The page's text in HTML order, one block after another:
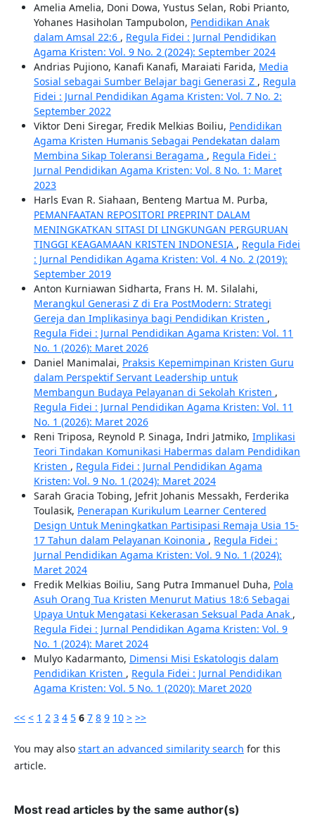
Amelia Amelia, Doni Dowa, Yustus Selan, Robi Prianto,
Yohanes Hasiholan Tampubolon, Pendidikan Anak
dalam Amsal 22:6 , Regula Fidei : Jurnal Pendidikan
Agama Kristen: Vol. 9 No. 2 (2024): September 2024
Andrias Pujiono, Kanafi Kanafi, Maraiati Farida, Media
Sosial sebagai Sumber Belajar bagi Generasi Z , Regula
Fidei : Jurnal Pendidikan Agama Kristen: Vol. 7 No. 2:
September 2022
Viktor Deni Siregar, Fredik Melkias Boiliu, Pendidikan
Agama Kristen Humanis Sebagai Pendekatan dalam
Membina Sikap Toleransi Beragama , Regula Fidei :
Jurnal Pendidikan Agama Kristen: Vol. 8 No. 1: Maret
2023
Harls Evan R. Siahaan, Benteng Martua M. Purba,
PEMANFAATAN REPOSITORI PREPRINT DALAM
MENINGKATKAN SITASI DI LINGKUNGAN PERGURUAN
TINGGI KEAGAMAAN KRISTEN INDONESIA , Regula Fidei
: Jurnal Pendidikan Agama Kristen: Vol. 4 No. 2 (2019):
September 2019
Anton Kurniawan Sidharta, Frans H. M. Silalahi,
Merangkul Generasi Z di Era PostModern: Strategi
Gereja dan Implikasinya bagi Pendidikan Kristen ,
Regula Fidei : Jurnal Pendidikan Agama Kristen: Vol. 11
No. 1 (2026): Maret 2026
Daniel Manimalai, Praksis Kepemimpinan Kristen Guru
dalam Perspektif Servant Leadership untuk
Membangun Budaya Pelayanan di Sekolah Kristen ,
Regula Fidei : Jurnal Pendidikan Agama Kristen: Vol. 11
No. 1 (2026): Maret 2026
Reni Triposa, Reynold P. Sinaga, Indri Jatmiko, Implikasi
Teori Tindakan Komunikasi Habermas dalam Pendidikan
Kristen , Regula Fidei : Jurnal Pendidikan Agama
Kristen: Vol. 9 No. 1 (2024): Maret 2024
Sarah Gracia Tobing, Jefrit Johanis Messakh, Ferderika
Toulasik, Penerapan Kurikulum Learner Centered
Design Untuk Meningkatkan Partisipasi Remaja Usia 15-
17 Tahun dalam Pelayanan Koinonia , Regula Fidei :
Jurnal Pendidikan Agama Kristen: Vol. 9 No. 1 (2024):
Maret 2024
Fredik Melkias Boiliu, Sang Putra Immanuel Duha, Pola
Asuh Orang Tua Kristen Menurut Matius 18:6 Sebagai
Upaya Untuk Mengatasi Kekerasan Seksual Pada Anak ,
Regula Fidei : Jurnal Pendidikan Agama Kristen: Vol. 9
No. 1 (2024): Maret 2024
Mulyo Kadarmanto, Dimensi Misi Eskatologis dalam
Pendidikan Kristen , Regula Fidei : Jurnal Pendidikan
Agama Kristen: Vol. 5 No. 1 (2020): Maret 2020
<< < 1 2 3 4 5 6 7 8 9 10 > >>
You may also start an advanced similarity search for this
article.
Most read articles by the same author(s)